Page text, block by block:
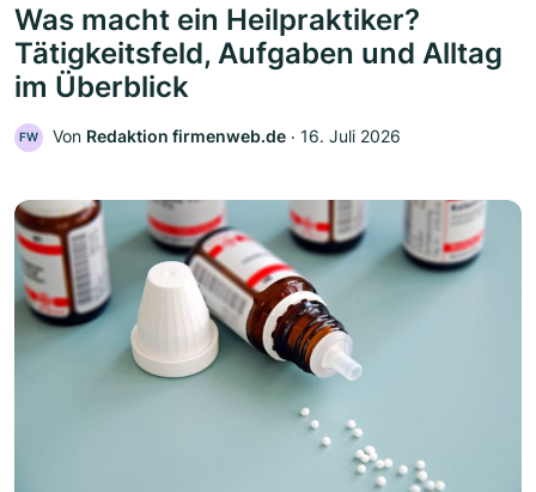
Was macht ein Heilpraktiker?
Tätigkeitsfeld, Aufgaben und Alltag
im Überblick
FW Von Redaktion firmenweb.de ‧ 16. Juli 2026